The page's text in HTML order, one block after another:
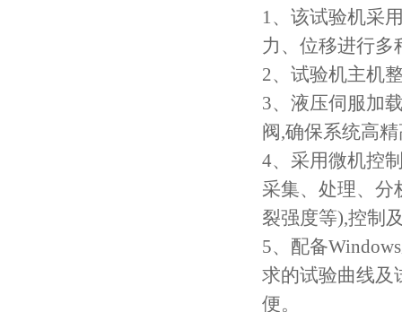
1、该试验机采
力、位移进行
2、试验机主机
3、液压伺服加
阀,确保系统高
4、采用微机控
采集、处理、分
裂强度等),控制
5、配备
求的试验曲线及
便。